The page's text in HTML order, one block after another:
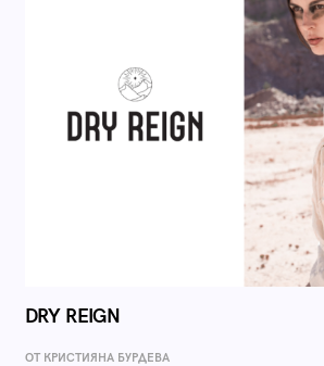
DRY REIGN
ОТ КРИСТИЯНА БУРДЕВА